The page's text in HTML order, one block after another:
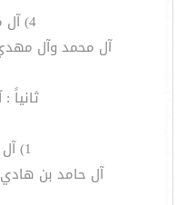
4) آل مصطاع :
آل محمد وآل
ثانياً
1) آل هادي :
آل حامد بن